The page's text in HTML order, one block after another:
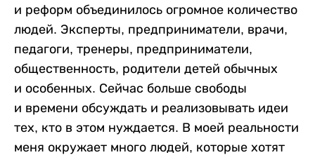
и реформ объединилось огромное количество
людей. Эксперты, предприниматели, врачи,
педагоги, тренеры, предприниматели,
общественность, родители детей обычных
и особенных. Сейчас больше свободы
и времени обсуждать и реализовывать идеи
тех, кто в этом нуждается. В моей реальности
меня окружает много людей, которые хотят